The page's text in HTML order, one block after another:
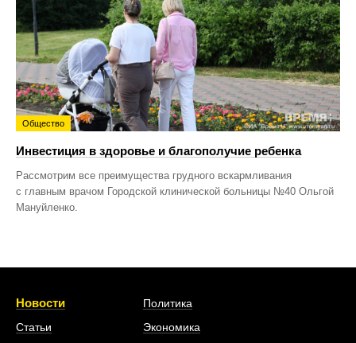
Общество
Инвестиция в здоровье и благополучие ребенка
Рассмотрим все преимущества грудного вскармливания
с главным врачом Городской клинической больницы №40 Ольгой
Мануйленко.
Новости
Статьи
Политика
Экономика